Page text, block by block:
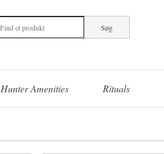
Hunter Amenities Rituals